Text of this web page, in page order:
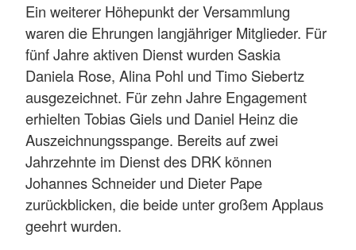
Ein weiterer Höhepunkt der Versammlung
waren die Ehrungen langjähriger Mitglieder. Für
fünf Jahre aktiven Dienst wurden Saskia
Daniela Rose, Alina Pohl und Timo Siebertz
ausgezeichnet. Für zehn Jahre Engagement
erhielten Tobias Giels und Daniel Heinz die
Auszeichnungsspange. Bereits auf zwei
Jahrzehnte im Dienst des DRK können
Johannes Schneider und Dieter Pape
zurückblicken, die beide unter großem Applaus
geehrt wurden.